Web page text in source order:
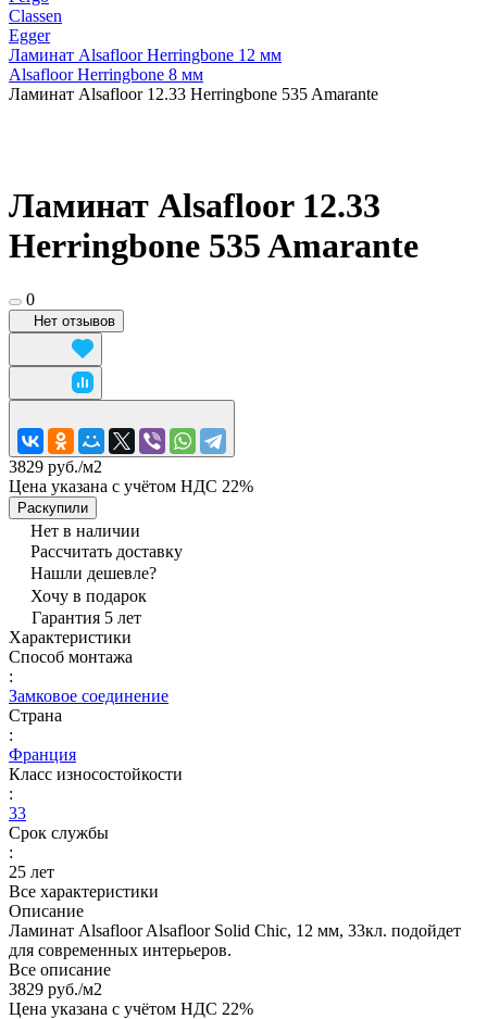
Classen
Egger
Ламинат Alsafloor Herringbone 12 мм
Alsafloor Herringbone 8 мм
Ламинат Alsafloor 12.33 Herringbone 535 Amarante
Ламинат Alsafloor 12.33
Herringbone 535 Amarante
0
Нет отзывов
3829 руб./м2
Цена указана с учётом НДС 22%
Раскупили
Нет в наличии
Рассчитать доставку
Нашли дешевле?
Хочу в подарок
Гарантия 5 лет
Характеристики
Способ монтажа
:
Замковое соединение
Страна
:
Франция
Класс износостойкости
:
33
Срок службы
:
25 лет
Все характеристики
Описание
Ламинат Alsafloor Alsafloor Solid Chic, 12 мм, 33кл. подойдет
для современных интерьеров.
Все описание
3829 руб./м2
Цена указана с учётом НДС 22%